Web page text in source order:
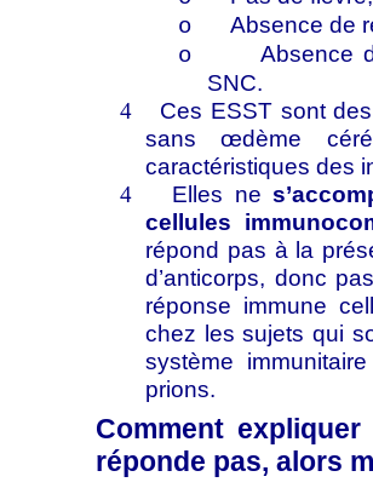
o
Absence de
o
Absence
SNC.
4
Ces ESST sont
sans œdème
caractéristiques des
4 Elles ne
cellules
répond pas à la
d’anticorps, donc
réponse immune
chez les sujets qui
système
prions.
Comment
réponde pas, alors